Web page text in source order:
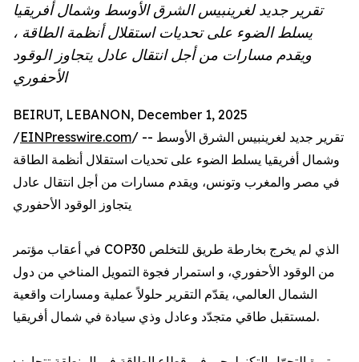
تقرير جديد لغرينبيس الشرق الأوسط وشمال أفريقيا
يسلط الضوء على تحديات استقلال أنظمة الطاقة ،
ويقدم مسارات من أجل انتقال عادل يتجاوز الوقود
الأحفوري
BEIRUT, LEBANON, December 1, 2025
/EINPresswire.com/ -- تقرير جديد لغرينبيس الشرق الأوسط
وشمال أفريقيا يسلط الضوء على تحديات استقلال أنظمة الطاقة
في مصر والمغرب وتونس، ويقدم مسارات من أجل انتقال عادل
يتجاوز الوقود الأحفوري
في أعقاب مؤتمر COP30 الذي لم يخرج بخارطة طريق للتخلص
من الوقود الأحفوري، و استمرار فجوة التمويل المناخي من دول
الشمال العالمي، يقدّم التقرير حلولاً عملية ومسارات واقعية
لمستقبل طاقي متجدّد وعادل وذي سيادة في شمال أفريقيا.